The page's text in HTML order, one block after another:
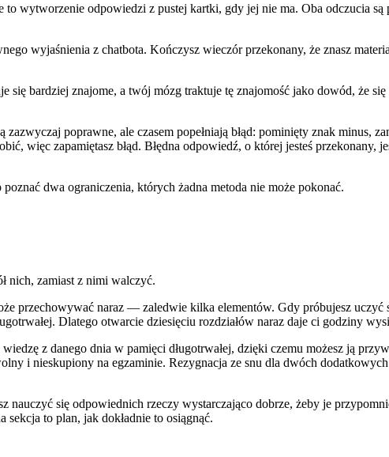
wytworzenie odpowiedzi z pustej kartki, gdy jej nie ma. Oba odczucia są
wyjaśnienia z chatbota. Kończysz wieczór przekonany, że znasz
bardziej znajome, a twój mózg traktuje tę znajomość jako dowód, że się
poprawne, ale czasem popełniają błąd: pominięty znak minus,
więc zapamiętasz błąd. Błędna odpowiedź, o której jesteś przekonany,
dwa ograniczenia, których żadna metoda nie może pokonać.
nich, zamiast z nimi walczyć.
przechowywać naraz — zaledwie kilka elementów. Gdy próbujesz uczyć
Dlatego otwarcie dziesięciu rozdziałów naraz daje ci godziny
z danego dnia w pamięci długotrwałej, dzięki czemu możesz ją
i nieskupiony na egzaminie. Rezygnacja ze snu dla dwóch
nauczyć się odpowiednich rzeczy wystarczająco dobrze, żeby je
to plan, jak dokładnie to osiągnąć.